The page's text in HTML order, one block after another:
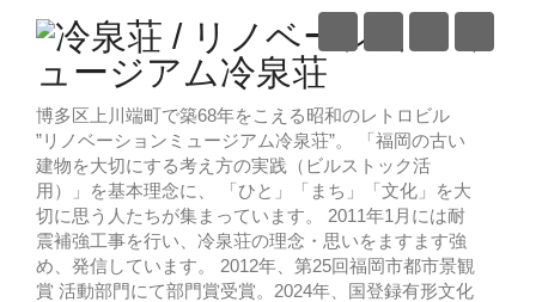
博多区上川端町で築68年をこえる昭和のレトロビル
”リノベーションミュージアム冷泉荘”。 「福岡の古い
建物を大切にする考え方の実践（ビルストック活
用）」を基本理念に、 「ひと」「まち」「文化」を大
切に思う人たちが集まっています。 2011年1月には耐
震補強工事を行い、冷泉荘の理念・思いをますます強
め、発信しています。 2012年、第25回福岡市都市景観
賞 活動部門にて部門賞受賞。2024年、国登録有形文化